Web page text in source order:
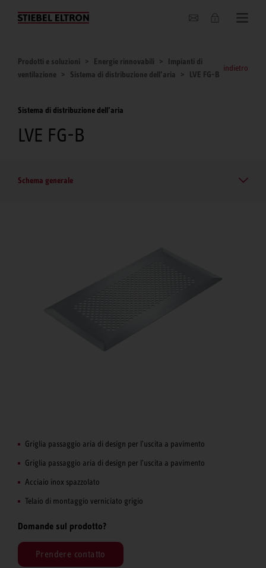
Chi siamo
Prodotti e soluzioni Energie rinnovabili
Impianti di
ventilazione
Sistema di distribuzione dell’aria LVE FG-B
indietro
Sistema di distribuzione dell’aria
LVE FG-B
Schema generale
Griglia passaggio aria di design per l'uscita a pavimento
Griglia passaggio aria di design per l'uscita a pavimento
Acciaio inox spazzolato
Telaio di montaggio verniciato grigio
Domande sul prodotto?
Prendere contatto